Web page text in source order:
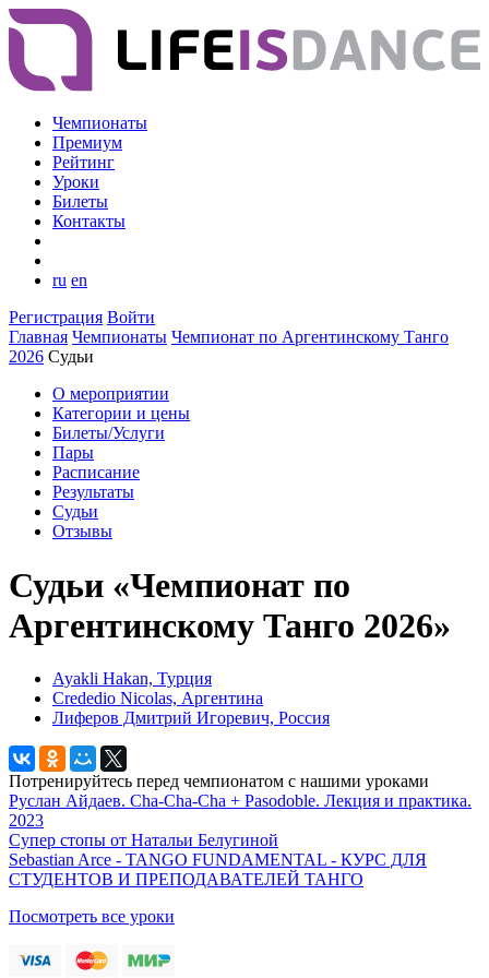
Чемпионаты
Премиум
Рейтинг
Уроки
Билеты
Контакты
ru en
Регистрация Войти
Главная Чемпионаты Чемпионат по Аргентинскому Танго
2026 Судьи
О мероприятии
Категории и цены
Билеты/Услуги
Пары
Расписание
Результаты
Судьи
Отзывы
Судьи «Чемпионат по
Аргентинскому Танго 2026»
Ayakli Hakan, Турция
Crededio Nicolas, Аргентина
Лиферов Дмитрий Игоревич, Россия
Потренируйтесь перед чемпионатом с нашими уроками
Руслан Айдаев. Cha-Cha-Cha + Pasodoble. Лекция и практика.
2023
Супер стопы от Натальи Белугиной
Sebastian Arce - TANGO FUNDAMENTAL - КУРС ДЛЯ
СТУДЕНТОВ И ПРЕПОДАВАТЕЛЕЙ ТАНГО
Посмотреть все уроки